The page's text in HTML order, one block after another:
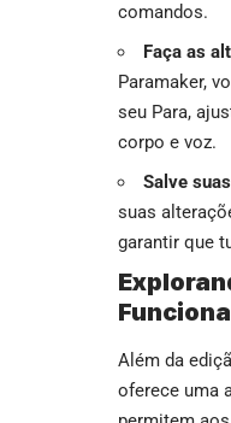
comandos.
Faça as
Paramaker,
seu Para,
corpo e voz.
Salve
suas
garantir que
Além da
oferece uma